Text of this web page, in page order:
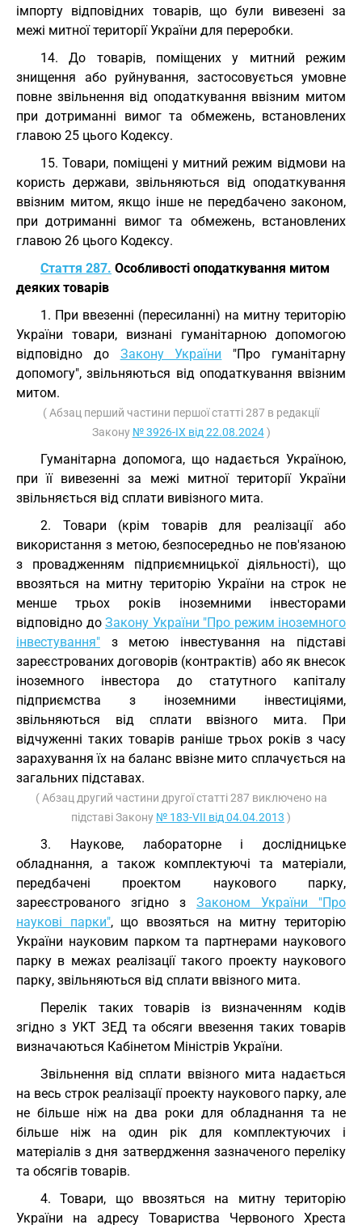
імпорту відповідних товарів, що були вивезені за
межі митної території України для переробки.
14. До товарів, поміщених у митний режим
знищення або руйнування, застосовується умовне
повне звільнення від оподаткування ввізним митом
при дотриманні вимог та обмежень, встановлених
главою 25 цього Кодексу.
15. Товари, поміщені у митний режим відмови на
користь держави, звільняються від оподаткування
ввізним митом, якщо інше не передбачено законом,
при дотриманні вимог та обмежень, встановлених
главою 26 цього Кодексу.
Стаття 287. Особливості оподаткування митом
деяких товарів
1. При ввезенні (пересиланні) на митну територію
України товари, визнані гуманітарною допомогою
відповідно до Закону України "Про гуманітарну
допомогу", звільняються від оподаткування ввізним
митом.
( Абзац перший частини першої статті 287 в редакції
Закону № 3926-IX від 22.08.2024)
Гуманітарна допомога, що надається Україною,
при її вивезенні за межі митної території України
звільняється від сплати вивізного мита.
2. Товари (крім товарів для реалізації або
використання з метою, безпосередньо не пов'язаною
з провадженням підприємницької діяльності), що
ввозяться на митну територію України на строк не
менше трьох років іноземними інвесторами
відповідно до Закону України "Про режим іноземного
інвестування" з метою інвестування на підставі
зареєстрованих договорів (контрактів) або як внесок
іноземного інвестора до статутного капіталу
підприємства з іноземними інвестиціями,
звільняються від сплати ввізного мита. При
відчуженні таких товарів раніше трьох років з часу
зарахування їх на баланс ввізне мито сплачується на
загальних підставах.
( Абзац другий частини другої статті 287 виключено на
підставі Закону № 183-VII від 04.04.2013 )
3. Наукове, лабораторне і дослідницьке
обладнання, а також комплектуючі та матеріали,
передбачені проектом наукового парку,
зареєстрованого згідно з Законом України "Про
наукові парки", що ввозяться на митну територію
України науковим парком та партнерами наукового
парку в межах реалізації такого проекту наукового
парку, звільняються від сплати ввізного мита.
Перелік таких товарів із визначенням кодів
згідно з УКТ ЗЕДта обсяги ввезення таких товарів
визначаються Кабінетом Міністрів України.
Звільнення від сплати ввізного мита надається
на весь строк реалізації проекту наукового парку, але
не більше ніж на два роки для обладнання та не
більше ніж на один рік для комплектуючих і
матеріалів з дня затвердження зазначеного переліку
та обсягів товарів.
4. Товари, що ввозяться на митну територію
України на адресу Товариства Червоного Хреста